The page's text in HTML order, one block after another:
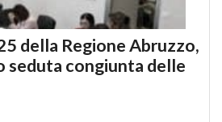
della Regione Abruzzo,
seduta congiunta delle